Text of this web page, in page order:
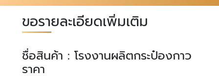
ขอรายละเอียดเพิ่มเติม
ชื่อสินค้า : โรงงานผลิตกระป๋องกาว
ราคา